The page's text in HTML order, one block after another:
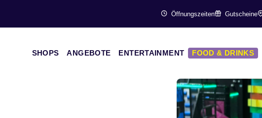
Öffnungszeiten Gutscheine
SHOPS ANGEBOTE ENTERTAINMENT FOOD & DRINKS